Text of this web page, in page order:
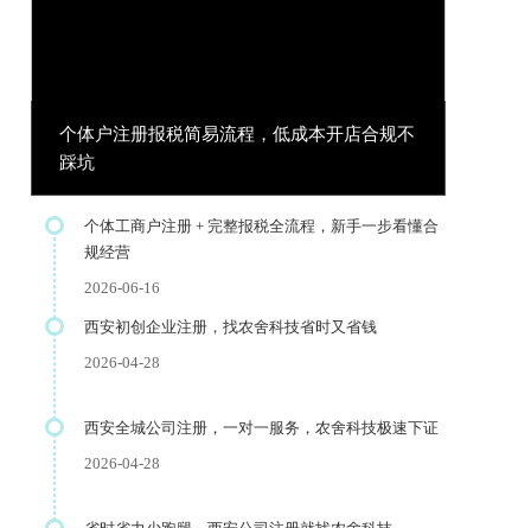
个体户注册报税简易流程，低成本开店合规不
踩坑
个体工商户注册 + 完整报税全流程，新手一步看懂合
规经营
2026-06-16
西安初创企业注册，找农舍科技省时又省钱
2026-04-28
西安全城公司注册，一对一服务，农舍科技极速下证
2026-04-28